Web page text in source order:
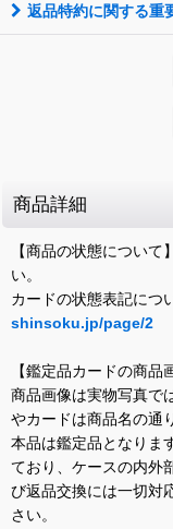
返品特約に関する重
商品詳細
【商品の状態につい
い。
カードの状態表記につ
shinsoku.jp/page/2
【鑑定品カードの商品
商品画像は実物写真で
やカードは商品名の通
本品は鑑定品となりま
ており、ケースの内外
び返品交換には一切対
さい。